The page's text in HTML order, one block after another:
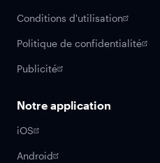
Conditions d'utilisation
Politique de confidentialité
Publicité
Notre application
iOS
Android